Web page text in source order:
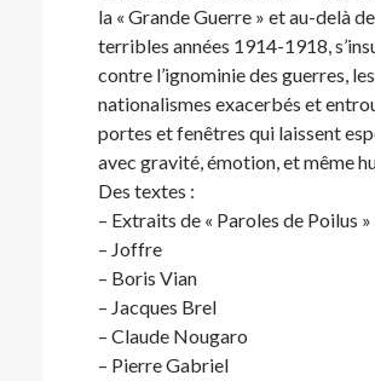
la « Grande Guerre » et au-delà
terribles années 1914-1918,
contre l’ignominie des guerres, les
nationalismes exacerbés et
portes et fenêtres qui laissent
avec gravité, émotion, et même
Des textes :
– Extraits de « Paroles de Poilus »
– Joffre
– Boris Vian
– Jacques Brel
– Claude Nougaro
– Pierre Gabriel